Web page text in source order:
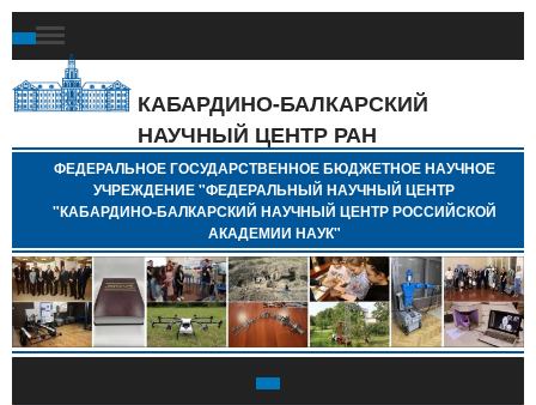
КАБАРДИНО-БАЛКАРСКИЙ
НАУЧНЫЙ ЦЕНТР РАН
ФЕДЕРАЛЬНОЕ ГОСУДАРСТВЕННОЕ БЮДЖЕТНОЕ НАУЧНОЕ
УЧРЕЖДЕНИЕ "ФЕДЕРАЛЬНЫЙ НАУЧНЫЙ ЦЕНТР
"КАБАРДИНО-БАЛКАРСКИЙ НАУЧНЫЙ ЦЕНТР РОССИЙСКОЙ
АКАДЕМИИ НАУК"